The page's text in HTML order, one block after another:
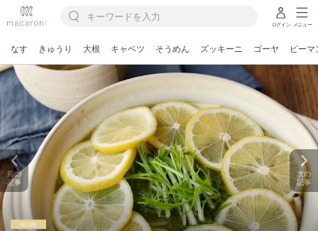
ログイン メニュー
なす きゅうり 大根 キャベツ そうめん ズッキーニ ゴーヤ ピーマ
前の
記事
次の
記事